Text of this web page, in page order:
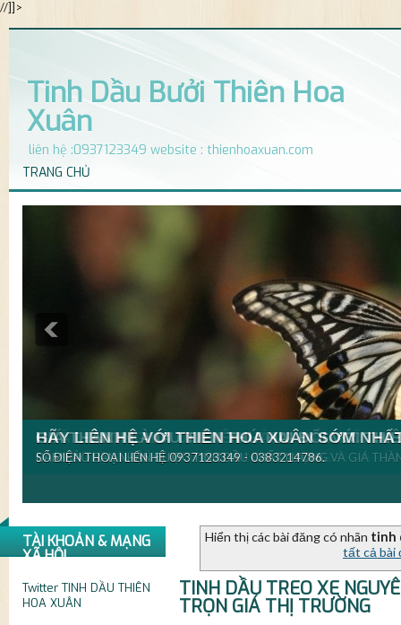
//]]>
Tinh Dầu Bưởi Thiên Hoa
Xuân
liên hệ :0937123349 website : thienhoaxuan.com
TRANG CHỦ
CHÀO MỪNG BẠN ĐẾN VỚI THIÊN HOA XUÂN.
THIÊN HOA XUÂN LÀ NƠI CHUYÊN SẢN XUẤT PHÂN PHỐI TINH
VỚI MỘT NGUỒN NGUYÊN LIỆU DỒI DÀO.
THIÊN HOA XUÂN TỰ HÀO MANG ĐẾN CHO BẠN DÒNG TINH
CHẤT LƯỢNG LÀ ƯU TIÊN HÀNG ĐẦU ĐỐI
CHẲN CÓ GÌ CÓ THỂ THAY THẾ ĐƯỢC CHẤT LƯỢNG.
GIÁ THÀNH LÀ ƯU TIÊN THỨ HAI ĐỐI VỚI
ĐẢM BẢO BẠN NHẬN ĐƯỢC TINH DẦU CHẤT LƯỢNG VÀ GIÁ
HÃY LIÊN HỆ VỚI THIÊN HOA XUÂN SỚM
SỐ ĐIỆN THOẠI LIÊN HỆ 0937123349 - 0383214786.
TÀI KHOẢN & MẠNG
XÃ HỘI
Twitter TINH DẦU THIÊN
HOA XUÂN
Hiển thị các bài đăng có nhãn tinh
tất cả bài
TINH DẦU TREO XE
TRỌN GIÁ THỊ TRƯỜNG